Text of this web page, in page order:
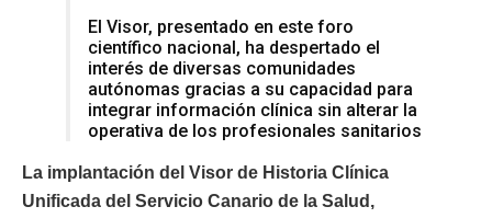
El Visor, presentado en este foro
científico nacional, ha despertado el
interés de diversas comunidades
autónomas gracias a su capacidad para
integrar información clínica sin alterar la
operativa de los profesionales sanitarios
La implantación del Visor de Historia Clínica
Unificada del Servicio Canario de la Salud,